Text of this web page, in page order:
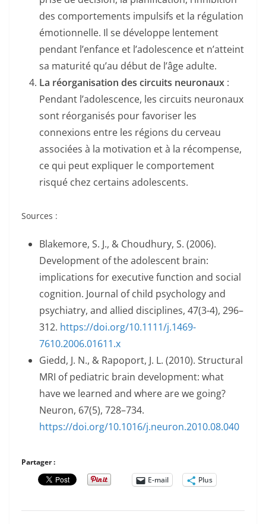
des comportements impulsifs et la régulation
émotionnelle. Il se développe lentement
pendant l’enfance et l’adolescence et n’atteint
sa maturité qu’au début de l’âge adulte.
La réorganisation des circuits neuronaux :
Pendant l’adolescence, les circuits neuronaux
sont réorganisés pour favoriser les
connexions entre les régions du cerveau
associées à la motivation et à la récompense,
ce qui peut expliquer le comportement
risqué chez certains adolescents.
Sources :
Blakemore, S. J., & Choudhury, S. (2006).
Development of the adolescent brain:
implications for executive function and social
cognition. Journal of child psychology and
psychiatry, and allied disciplines, 47(3-4), 296–
312. https://doi.org/10.1111/j.1469-
7610.2006.01611.x
Giedd, J. N., & Rapoport, J. L. (2010). Structural
MRI of pediatric brain development: what
have we learned and where are we going?
Neuron, 67(5), 728–734.
https://doi.org/10.1016/j.neuron.2010.08.040
Partager :
E-mail
Plus